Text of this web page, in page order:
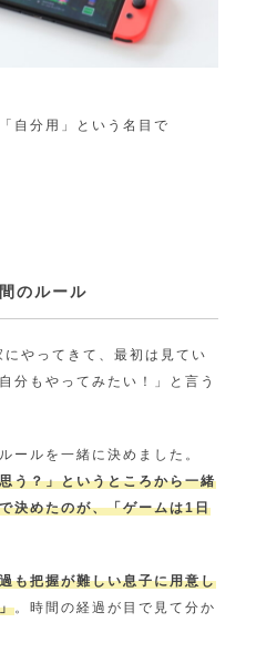
自分用」という名目で
のルール
やってきて、最初は見てい
分もやってみたい！」と言う
ールを一緒に決めました。
う？」というところから一緒
決めたのが、「ゲームは1日
も把握が難しい息子に用意し
。時間の経過が目で見て分か